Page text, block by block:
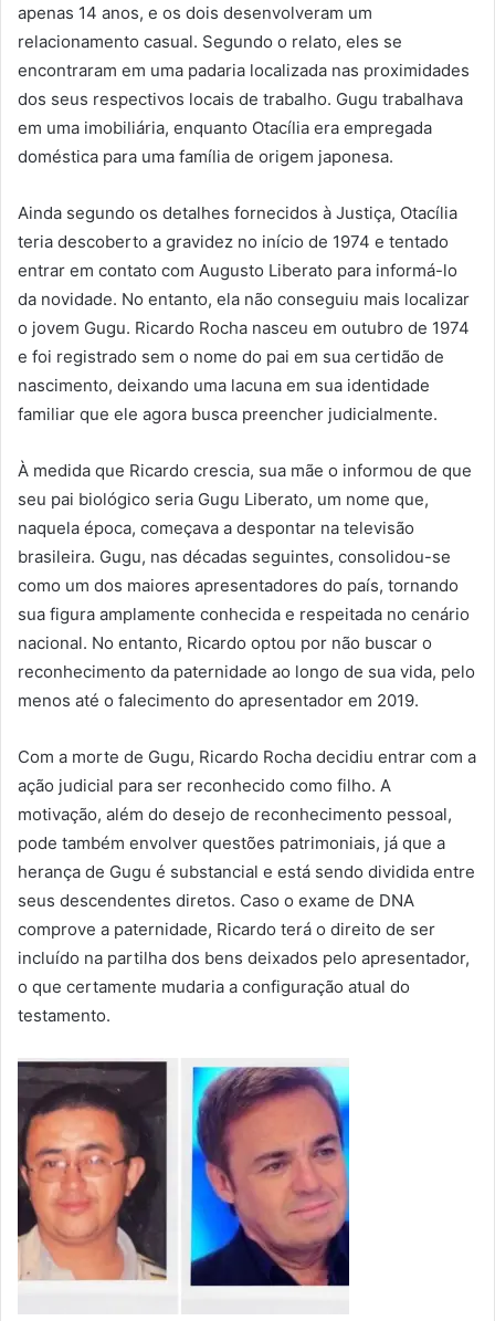
apenas 14 anos, e os dois desenvolveram um
relacionamento casual. Segundo o relato, eles se
encontraram em uma padaria localizada nas proximidades
dos seus respectivos locais de trabalho. Gugu trabalhava
em uma imobiliária, enquanto Otacília era empregada
doméstica para uma família de origem japonesa.
Ainda segundo os detalhes fornecidos à Justiça, Otacília
teria descoberto a gravidez no início de 1974 e tentado
entrar em contato com Augusto Liberato para informá-lo
da novidade. No entanto, ela não conseguiu mais localizar
o jovem Gugu. Ricardo Rocha nasceu em outubro de 1974
e foi registrado sem o nome do pai em sua certidão de
nascimento, deixando uma lacuna em sua identidade
familiar que ele agora busca preencher judicialmente.
À medida que Ricardo crescia, sua mãe o informou de que
seu pai biológico seria Gugu Liberato, um nome que,
naquela época, começava a despontar na televisão
brasileira. Gugu, nas décadas seguintes, consolidou-se
como um dos maiores apresentadores do país, tornando
sua figura amplamente conhecida e respeitada no cenário
nacional. No entanto, Ricardo optou por não buscar o
reconhecimento da paternidade ao longo de sua vida, pelo
menos até o falecimento do apresentador em 2019.
Com a morte de Gugu, Ricardo Rocha decidiu entrar com a
ação judicial para ser reconhecido como filho. A
motivação, além do desejo de reconhecimento pessoal,
pode também envolver questões patrimoniais, já que a
herança de Gugu é substancial e está sendo dividida entre
seus descendentes diretos. Caso o exame de DNA
comprove a paternidade, Ricardo terá o direito de ser
incluído na partilha dos bens deixados pelo apresentador,
o que certamente mudaria a configuração atual do
testamento.